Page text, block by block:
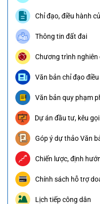
Chỉ đạo, điều hành
Thông tin đất đai
Chương trình nghiên
Văn bản chỉ đạo
Văn bản quy phạm
Dự án đầu tư, kêu
Góp ý dự thảo Văn
Chiến lược, định
Chính sách hỗ trợ
Lịch tiếp công dân